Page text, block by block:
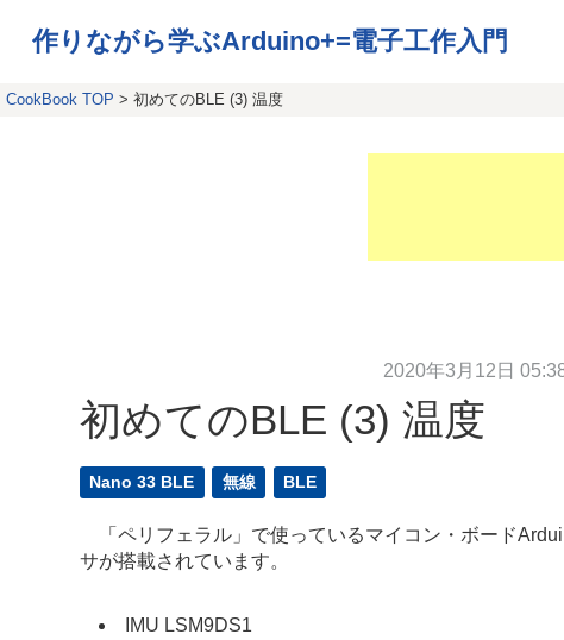
作りながら学ぶArduino+=電子工作入門
CookBook TOP > 初めてのBLE (3) 温度
2020年3月12日
初めてのBLE (3) 温度
Nano 33 BLE 無線 BLE
「ペリフェラル」で使っているマイコン・ボード
サが搭載されています。
IMU LSM9DS1